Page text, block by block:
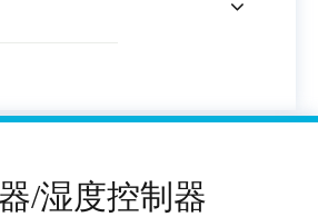
/湿度控制器